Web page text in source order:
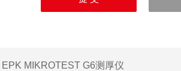
EPK MIKROTEST G6测厚仪